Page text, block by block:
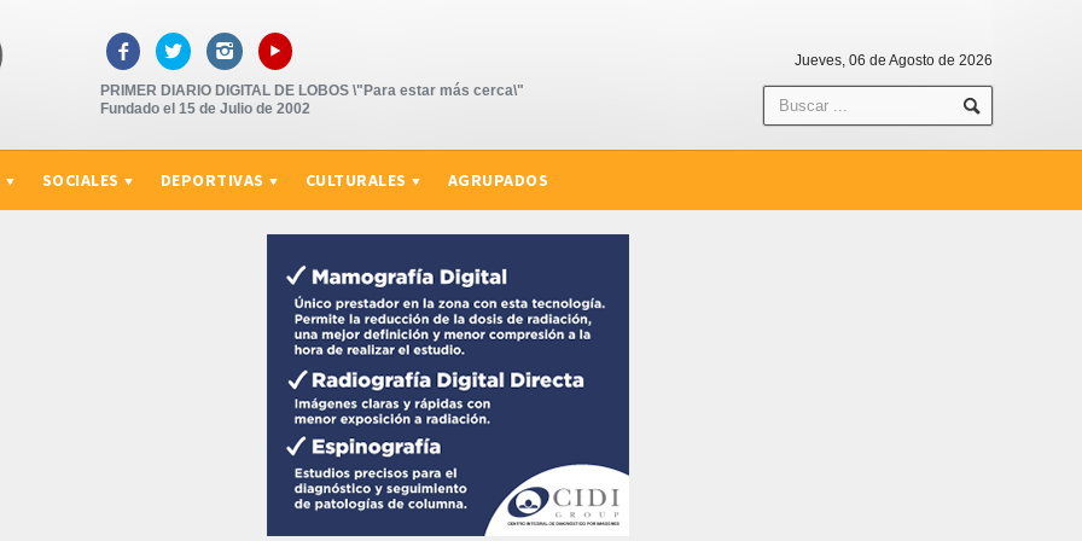
   ▸
PRIMER DIARIO DIGITAL DE LOBOS \"Para estar más cerca\"
Fundado el 15 de Julio de 2002
Jueves, 06 de Agosto de 2026
SOCIALES DEPORTIVAS CULTURALES AGRUPADOS